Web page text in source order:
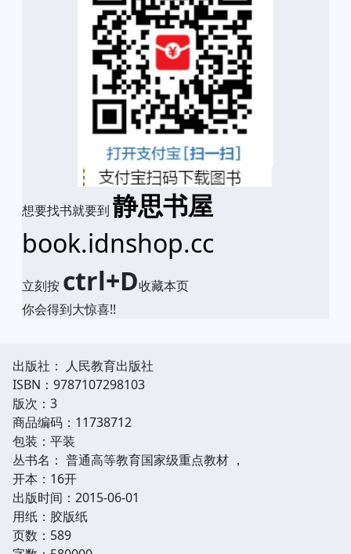
想要找书就要到 静思书屋
book.idnshop.cc
立刻按 ctrl+D收藏本页
你会得到大惊喜!!
出版社： 人民教育出版社
ISBN：9787107298103
版次：3
商品编码：11738712
包装：平装
丛书名： 普通高等教育国家级重点教材 ，
开本：16开
出版时间：2015-06-01
用纸：胶版纸
页数：589